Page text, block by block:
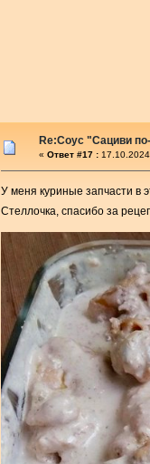
Re:Соус "Сациви
« Ответ #17 :
У меня куриные запчасти в
Стеллочка, спасибо за